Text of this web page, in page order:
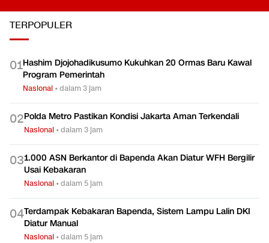
TERPOPULER
01Hashim Djojohadikusumo Kukuhkan 20 Ormas Baru Kawal
Program Pemerintah
Nasional •dalam 3 jam
02Polda Metro Pastikan Kondisi Jakarta Aman Terkendali
Nasional •dalam 3 jam
031.000 ASN Berkantor di Bapenda Akan Diatur WFH Bergilir
Usai Kebakaran
Nasional •dalam 5 jam
04Terdampak Kebakaran Bapenda, Sistem Lampu Lalin DKI
Diatur Manual
Nasional •dalam 5 jam